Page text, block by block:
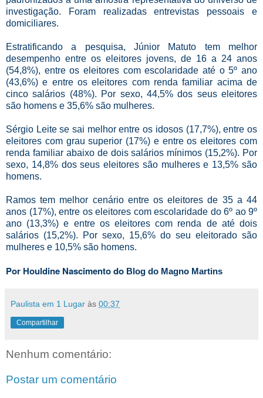
investigação. Foram realizadas entrevistas pessoais e
domiciliares.
Estratificando a pesquisa, Júnior Matuto tem melhor
desempenho entre os eleitores jovens, de 16 a 24 anos
(54,8%), entre os eleitores com escolaridade até o 5º ano
(43,6%) e entre os eleitores com renda familiar acima de
cinco salários (48%). Por sexo, 44,5% dos seus eleitores
são homens e 35,6% são mulheres.
Sérgio Leite se sai melhor entre os idosos (17,7%), entre os
eleitores com grau superior (17%) e entre os eleitores com
renda familiar abaixo de dois salários mínimos (15,2%). Por
sexo, 14,8% dos seus eleitores são mulheres e 13,5% são
homens.
Ramos tem melhor cenário entre os eleitores de 35 a 44
anos (17%), entre os eleitores com escolaridade do 6º ao 9º
ano (13,3%) e entre os eleitores com renda de até dois
salários (15,2%). Por sexo, 15,6% do seu eleitorado são
mulheres e 10,5% são homens.
Por Houldine Nascimentodo Blog do Magno Martins
Paulista em 1 Lugar às 00:37
Compartilhar
Nenhum comentário:
Postar um comentário